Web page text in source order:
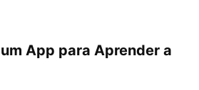
App para Aprender a